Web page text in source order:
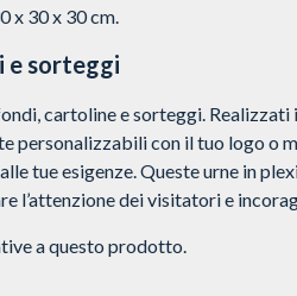
x 30 x 30 cm.
e sorteggi
cartoline e sorteggi. Realizzati
personalizzabili con il tuo logo o
tue esigenze. Queste urne in
l’attenzione dei visitatori e
a questo prodotto.